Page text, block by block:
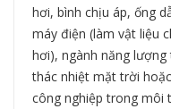
hơi, bình chịu áp, ống
máy điện (làm vật liệu
hơi), ngành năng
thác nhiệt mặt trời
công nghiệp trong môi